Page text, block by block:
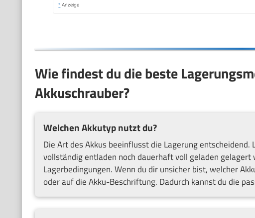
* Anzeige
Wie findest du die beste
Akkuschrauber?
Welchen Akkutyp nutzt du?
Die Art des Akkus beeinflusst die Lagerung
vollständig entladen noch dauerhaft voll geladen
Lagerbedingungen. Wenn du dir unsicher bist, welcher
oder auf die Akku-Beschriftung. Dadurch kannst du die